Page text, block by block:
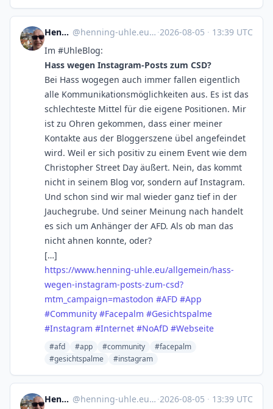
Henning Uhle @henning-uhle.eu@www.henning-uhle.eu ·2026-08-05 · 13:39 UTC
Im #UhleBlog:
Hass wegen Instagram-Posts zum CSD?
Bei Hass wogegen auch immer fallen eigentlich
alle Kommunikationsmöglichkeiten aus. Es ist das
schlechteste Mittel für die eigene Positionen. Mir
ist zu Ohren gekommen, dass einer meiner
Kontakte aus der Bloggerszene übel angefeindet
wird. Weil er sich positiv zu einem Event wie dem
Christopher Street Day äußert. Nein, das kommt
nicht in seinem Blog vor, sondern auf Instagram.
Und schon sind wir mal wieder ganz tief in der
Jauchegrube. Und seiner Meinung nach handelt
es sich um Anhänger der AFD. Als ob man das
nicht ahnen konnte, oder?
[…]
https://www.henning-uhle.eu/allgemein/hass-
wegen-instagram-posts-zum-csd?
mtm_campaign=mastodon #AFD #App
#Community #Facepalm #Gesichtspalme
#Instagram #Internet #NoAfD #Webseite
#afd #app #community
#facepalm
#gesichtspalme
#instagram
Henning Uhle @henning-uhle.eu@www.henning-uhle.eu ·2026-08-05 · 13:39 UTC